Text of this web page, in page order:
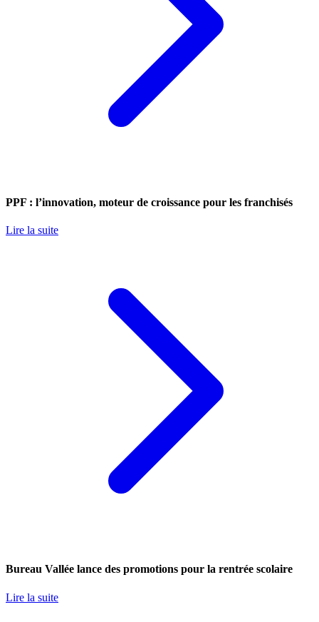
PPF : l’innovation, moteur de croissance pour les franchisés
Lire la suite
Bureau Vallée lance des promotions pour la rentrée scolaire
Lire la suite